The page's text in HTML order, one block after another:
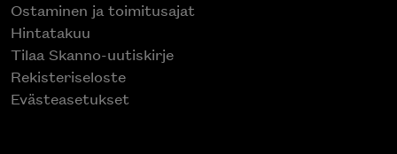
Ostaminen ja toimitusajat
Hintatakuu
Tilaa Skanno-uutiskirje
Rekisteriseloste
Evästeasetukset